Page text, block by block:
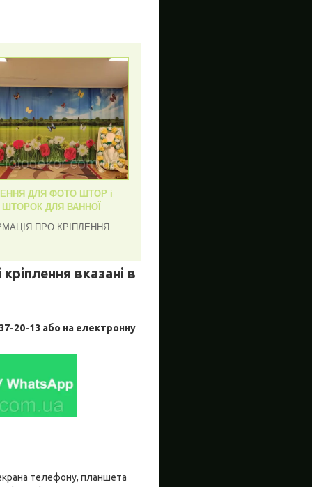
ДЛЯ ФОТО ШТОР і
ШТОРОК ДЛЯ ВАННОЇ
ПРО КРІПЛЕННЯ
вказані в
13 або на електронну
телефону, планшета